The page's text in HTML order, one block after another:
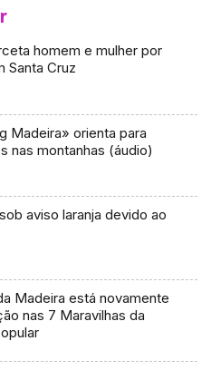
homem e mulher por
Santa Cruz
Madeira» orienta para
nas montanhas (áudio)
aviso laranja devido ao
Madeira está novamente
nas 7 Maravilhas da